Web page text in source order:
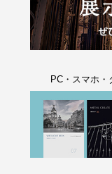
PC・スマホ・